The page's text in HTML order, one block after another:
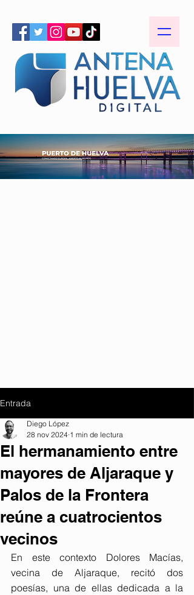
Entrada
El hermanamiento entre
mayores de Aljaraque y
Palos de la Frontera
reúne a cuatrocientos
vecinos
Diego López
28 nov 2024 1 min de lectura
En este contexto Dolores Macías,
vecina de Aljaraque, recitó dos
poesías, una de ellas dedicada a la